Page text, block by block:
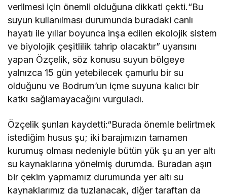
verilmesi için önemli olduğuna dikkati çekti.“Bu
suyun kullanılması durumunda buradaki canlı
hayatı ile yıllar boyunca inşa edilen ekolojik sistem
ve biyolojik çeşitlilik tahrip olacaktır” uyarısını
yapan Özçelik, söz konusu suyun bölgeye
yalnızca 15 gün yetebilecek çamurlu bir su
olduğunu ve Bodrum’un içme suyuna kalıcı bir
katkı sağlamayacağını vurguladı.
Özçelik şunları kaydetti:“Burada önemle belirtmek
istediğim husus şu; iki barajımızın tamamen
kurumuş olması nedeniyle bütün yük şu an yer altı
su kaynaklarına yönelmiş durumda. Buradan aşırı
bir çekim yapmamız durumunda yer altı su
kaynaklarımız da tuzlanacak, diğer taraftan da